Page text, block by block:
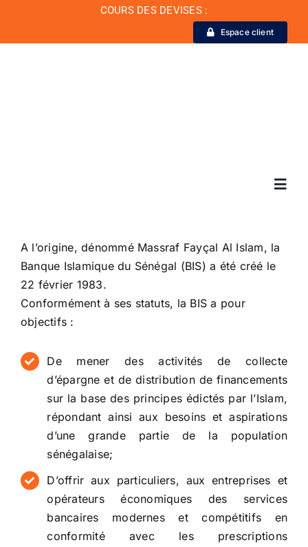
contenu
COURS DES DEVISES :
Espace client
La Banque
Actualité
Particuliers
Diaspora
Carrière
A l’origine, dénommé Massraf Fayçal Al Islam, la
Banque Islamique du Sénégal (BIS) a été créé le
22 février 1983.
Conformément à ses statuts, la BIS a pour
objectifs :
De mener des activités de collecte
d’épargne et de distribution de financements
sur la base des principes édictés par l’Islam,
répondant ainsi aux besoins et aspirations
d’une grande partie de la population
sénégalaise;
D’offrir aux particuliers, aux entreprises et
opérateurs économiques des services
bancaires modernes et compétitifs en
conformité avec les prescriptions